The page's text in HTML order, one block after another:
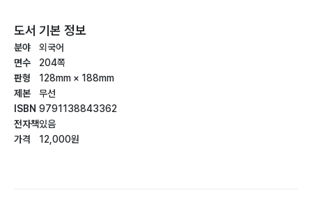
도서 기본 정보
분야
면수
판형
제본
ISBN
전자책
가격
외국어
204쪽
128mm × 188mm
무선
9791138843362
있음
12,000원